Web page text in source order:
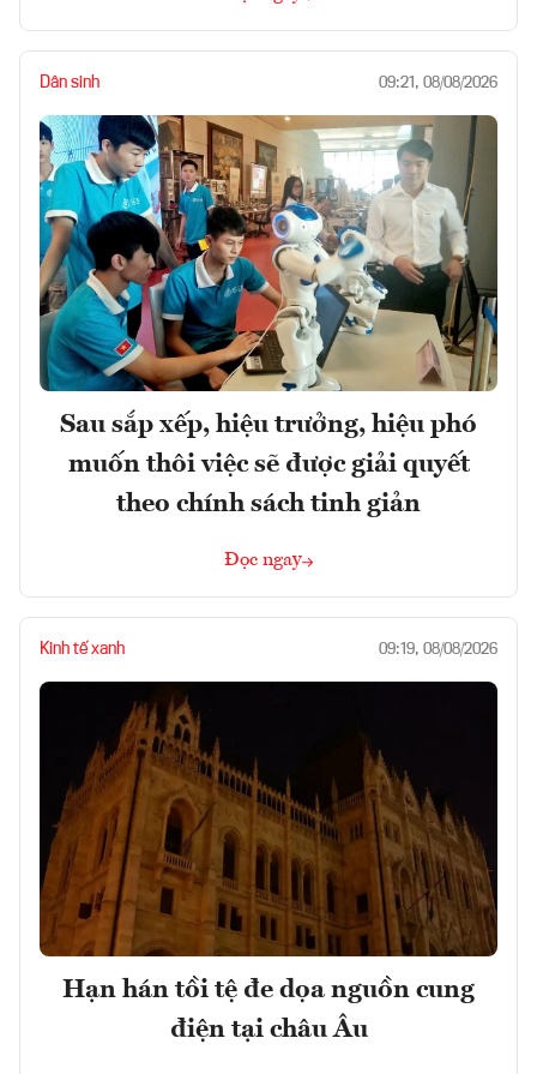
Dân sinh 09:21, 08/08/2026
Sau sắp xếp, hiệu trưởng, hiệu phó
muốn thôi việc sẽ được giải quyết
theo chính sách tinh giản
Đọc ngay
Kinh tế xanh 09:19, 08/08/2026
Hạn hán tồi tệ đe dọa nguồn cung
điện tại châu Âu